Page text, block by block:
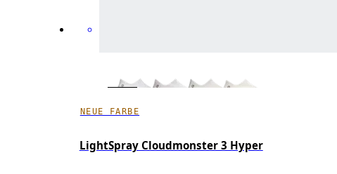
NEUE FARBE
LightSpray Cloudmonster 3 Hyper